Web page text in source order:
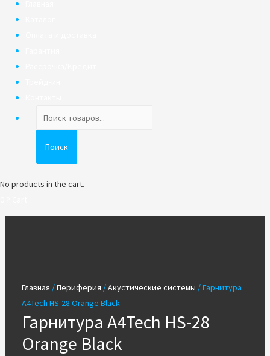
товаров
Поиск
No products in the cart.
Главная /Периферия /Акустические системы / Гарнитура
A4Tech HS-28 Orange Black
Гарнитура A4Tech HS-28
Orange Black